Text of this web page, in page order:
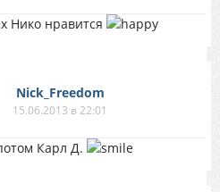
Нико нравится
Nick_Freedom
15.06.2013 в 22:01
Карл Д.